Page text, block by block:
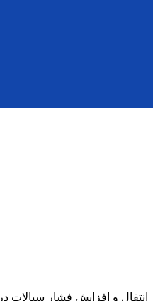
و افزایش فشار سیالات در